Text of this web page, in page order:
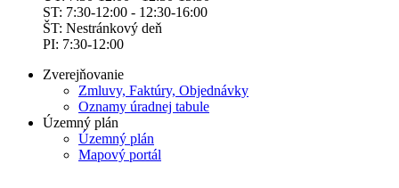
ST: 7:30-12:00 - 12:30-16:00
ŠT: Nestránkový deň
PI: 7:30-12:00
Zverejňovanie
Zmluvy, Faktúry, Objednávky
Oznamy úradnej tabule
Územný plán
Územný plán
Mapový portál